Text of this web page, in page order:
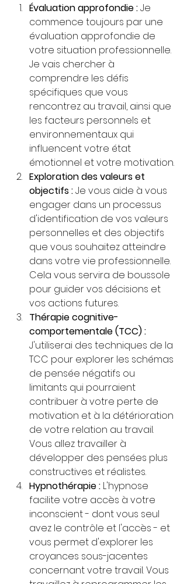
Évaluation approfondie : Je
commence toujours par une
évaluation approfondie de
votre situation professionnelle.
Je vais chercher à
comprendre les défis
spécifiques que vous
rencontrez au travail, ainsi que
les facteurs personnels et
environnementaux qui
influencent votre état
émotionnel et votre motivation.
Exploration des valeurs et
objectifs : Je vous aide à vous
engager dans un processus
d'identification de vos valeurs
personnelles et des objectifs
que vous souhaitez atteindre
dans votre vie professionnelle.
Cela vous servira de boussole
pour guider vos décisions et
vos actions futures.
Thérapie cognitive-
comportementale (TCC) :
J'utiliserai des techniques de la
TCC pour explorer les schémas
de pensée négatifs ou
limitants qui pourraient
contribuer à votre perte de
motivation et à la détérioration
de votre relation au travail.
Vous allez travailler à
développer des pensées plus
constructives et réalistes.
Hypnothérapie : L'hypnose
facilite votre accès à votre
inconscient - dont vous seul
avez le contrôle et l'accès - et
vous permet d'explorer les
croyances sous-jacentes
concernant votre travail. Vous